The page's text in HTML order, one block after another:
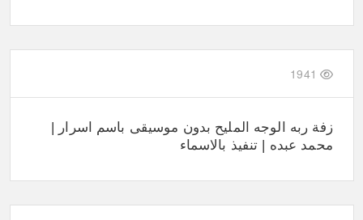
1941
زفة ربه الوجه المليح بدون موسيقى باسم اسرار |
محمد عبده | تنفيذ بالاسماء